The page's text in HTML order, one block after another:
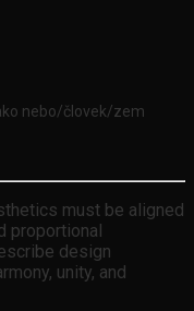
nebo/človek/zem
must be aligned
proportional
design
unity, and